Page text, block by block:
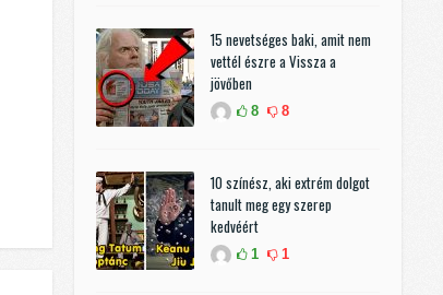
15 nevetséges baki, amit nem
vettél észre a Vissza a
jövőben
8 8
10 színész, aki extrém dolgot
tanult meg egy szerep
kedvéért
1 1